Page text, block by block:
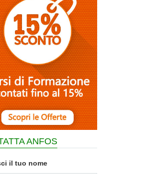
ANFOS
il tuo nome